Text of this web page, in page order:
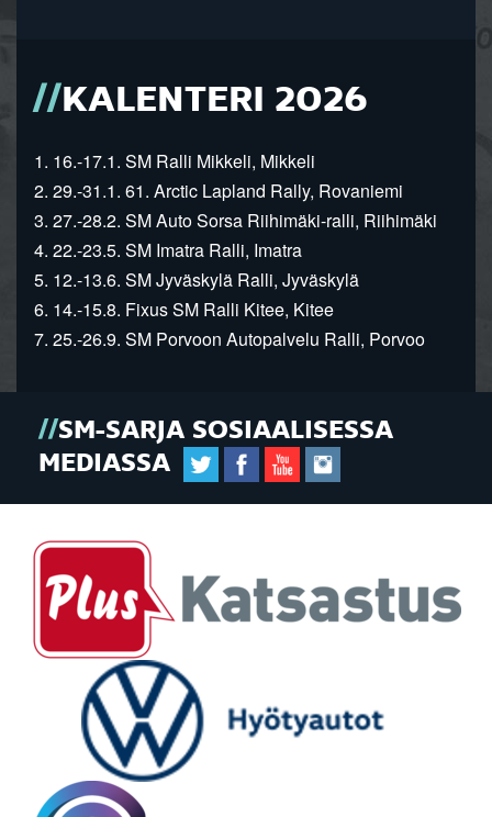
KALENTERI 2026
1. 16.-17.1. SM Ralli Mikkeli, Mikkeli
2. 29.-31.1. 61. Arctic Lapland Rally, Rovaniemi
3. 27.-28.2. SM Auto Sorsa Riihimäki-ralli, Riihimäki
4. 22.-23.5. SM Imatra Ralli, Imatra
5. 12.-13.6. SM Jyväskylä Ralli, Jyväskylä
6. 14.-15.8. Fixus SM Ralli Kitee, Kitee
7. 25.-26.9. SM Porvoon Autopalvelu Ralli, Porvoo
SM-SARJA SOSIAALISESSA
MEDIASSA